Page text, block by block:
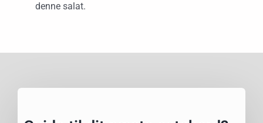
denne salat.